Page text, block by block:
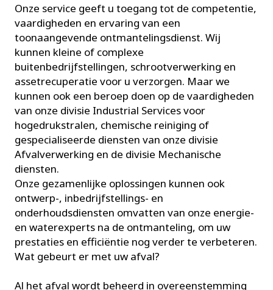
Onze service geeft u toegang tot de competentie,
vaardigheden en ervaring van een
toonaangevende ontmantelingsdienst. Wij
kunnen kleine of complexe
buitenbedrijfstellingen, schrootverwerking en
assetrecuperatie voor u verzorgen. Maar we
kunnen ook een beroep doen op de vaardigheden
van onze divisie Industrial Services voor
hogedrukstralen, chemische reiniging of
gespecialiseerde diensten van onze divisie
Afvalverwerking en de divisie Mechanische
diensten.
Onze gezamenlijke oplossingen kunnen ook
ontwerp-, inbedrijfstellings- en
onderhoudsdiensten omvatten van onze energie-
en waterexperts na de ontmanteling, om uw
prestaties en efficiëntie nog verder te verbeteren.
Wat gebeurt er met uw afval?
Al het afval wordt beheerd in overeenstemming